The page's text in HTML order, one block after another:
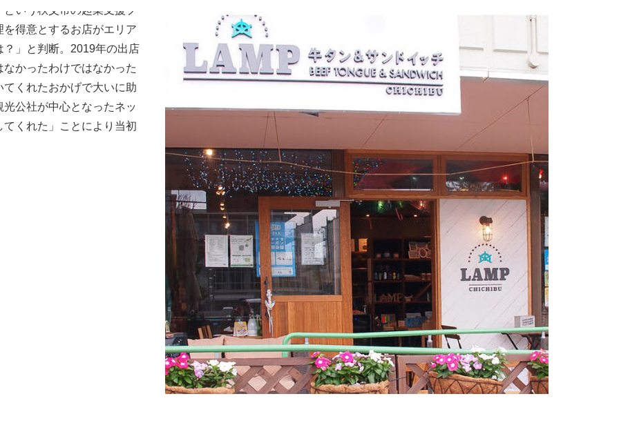
いう秩父市の起業支援プ
得意とするお店がエリア
」と判断。2019年の出店
かったわけではなかった
くれたおかげで大いに助
公社が中心となったネッ
てくれた」ことにより当初
拡がる人のつながり〜新しいお店へ
また「地域の人柄や人とのつながりも良く（ライバルになるかもしれな
い？）同業者や関連事業に携わる多くの方々を紹介していただいたおかげ